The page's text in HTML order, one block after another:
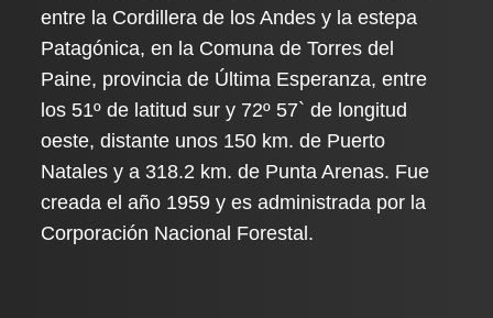
entre la Cordillera de los Andes y la estepa
Patagónica, en la Comuna de Torres del
Paine, provincia de Última Esperanza, entre
los 51º de latitud sur y 72º 57` de longitud
oeste, distante unos 150 km. de Puerto
Natales y a 318.2 km. de Punta Arenas. Fue
creada el año 1959 y es administrada por la
Corporación Nacional Forestal.